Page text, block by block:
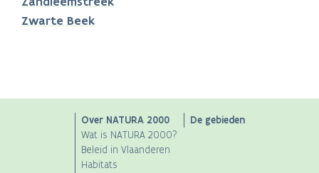
Zwarte Beek
navigation
Over NATURA 2000
Wat is NATURA 2000?
Beleid in Vlaanderen
Habitats
De gebieden